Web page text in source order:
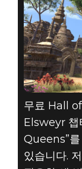
무료 Hall
Elsweyr 챕
Queens”를
있습니다.